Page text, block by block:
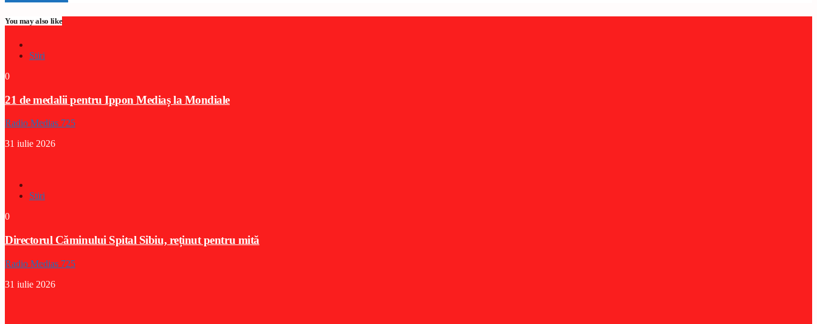
You may also like
Stiri
0
21 de medalii pentru Ippon Mediaș la Mondiale
Radio Medias 725
31 iulie 2026
Stiri
0
Directorul Căminului Spital Sibiu, reținut pentru mită
Radio Medias 725
31 iulie 2026